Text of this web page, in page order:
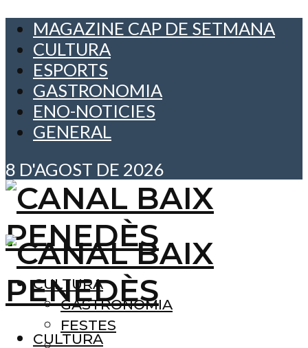
MAGAZINE CAP DE SETMANA
CULTURA
ESPORTS
GASTRONOMIA
ENO-NOTICIES
GENERAL
8 D'AGOST DE 2026
CULTURA
GASTRONOMIA
FESTES
CULTURA